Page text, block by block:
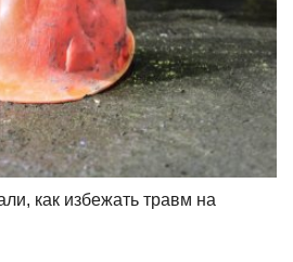
как избежать травм на